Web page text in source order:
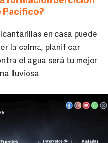
Pacífico?
en casa puede
la calma, planificar
el agua será tu mejor
lluviosa.